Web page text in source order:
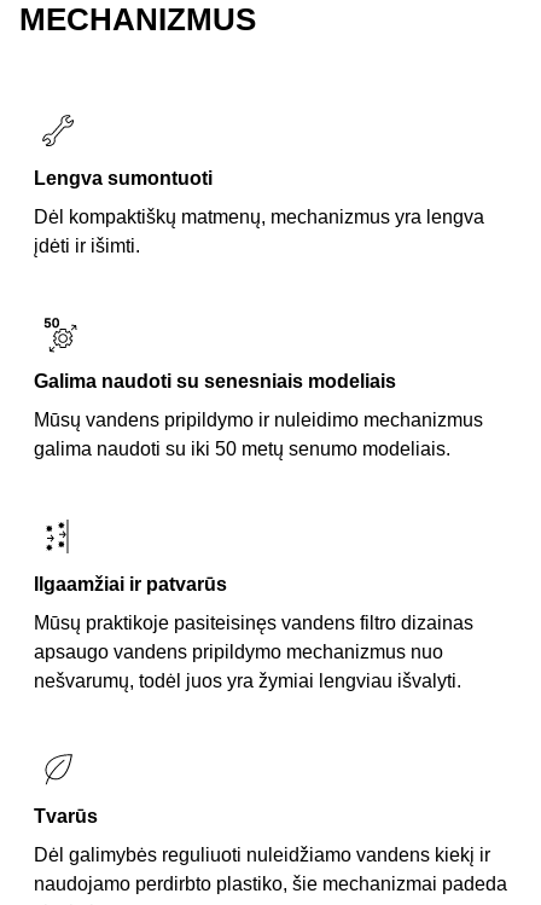
MECHANIZMUS
Lengva sumontuoti
Dėl kompaktiškų matmenų, mechanizmus yra lengva
įdėti ir išimti.
Galima naudoti su senesniais modeliais
Mūsų vandens pripildymo ir nuleidimo mechanizmus
galima naudoti su iki 50 metų senumo modeliais.
Ilgaamžiai ir patvarūs
Mūsų praktikoje pasiteisinęs vandens filtro dizainas
apsaugo vandens pripildymo mechanizmus nuo
nešvarumų, todėl juos yra žymiai lengviau išvalyti.
Tvarūs
Dėl galimybės reguliuoti nuleidžiamo vandens kiekį ir
naudojamo perdirbto plastiko, šie mechanizmai padeda